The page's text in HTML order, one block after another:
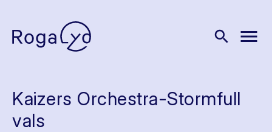
search menu
Kaizers Orchestra-Stormfull
vals